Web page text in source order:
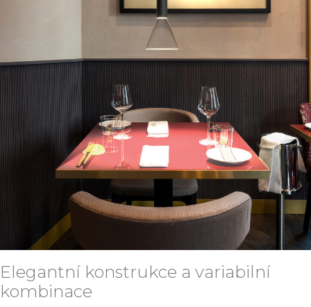
Elegantní konstrukce a variabilní
kombinace